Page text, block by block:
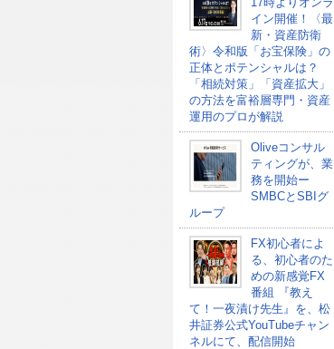
イン開催！〈最
新・資産防衛
術〉令和版「お宝保険」の
正体とポテンシャルは？
「相続対策」「資産拡大」
の方法を富裕層専門・資産
運用のプロが解説
Oliveコンサル
ティングが、業
務を開始ー
SMBCとSBIグ
ループ
FX初心者によ
る、初心者のた
めの新感覚FX
番組 『教え
て！一夜漬け先生』を、松
井証券公式YouTubeチャン
ネルにて、配信開始